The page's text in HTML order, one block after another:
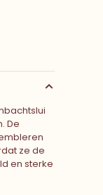
De
ze de
en sterke